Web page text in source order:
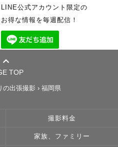
LINE公式アカウント限定の
お得な情報を毎週配信！
TOP
の出張撮影 › 福岡県
撮影料金
家族、ファミリー